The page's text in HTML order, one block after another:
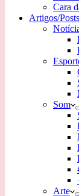
Cara
Artigos/Posts
Som
Arte